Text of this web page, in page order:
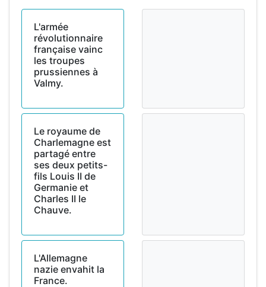
L'armée
révolutionnaire
française vainc
les troupes
prussiennes à
Valmy.
Le royaume de
Charlemagne est
partagé entre
ses deux petits-
fils Louis II de
Germanie et
Charles II le
Chauve.
L'Allemagne
nazie envahit la
France.